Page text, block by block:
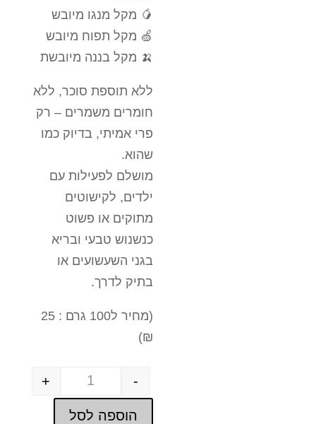
🥭 מקל מנגו מיובש
🍏 מקל תפוח מיובש
🍌 מקל בננה מיובשת
ללא תוספת סוכר, ללא
חומרים משמרים – רק
פרי אמיתי, בדיוק כמו
שהוא.
מושלם לפעילות עם
ילדים, לקישוטים
מתוקים או פשוט
כנשנוש טבעי ובריא
בגני השעשועים או
בתיק לדרך.
(מחיר ל100 גרם : 25
₪)
-
+
הוספה לסל